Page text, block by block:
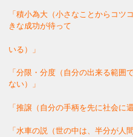
「積小為大（小さなことからコツ
きな成功が待って
いる）」
「分限・分度（自分の出来る範囲
ない）」
「推譲（自分の手柄を先に社会に
「水車の説（世の中は、半分が人